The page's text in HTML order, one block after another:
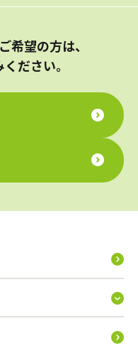
希望の方は、
ださい。